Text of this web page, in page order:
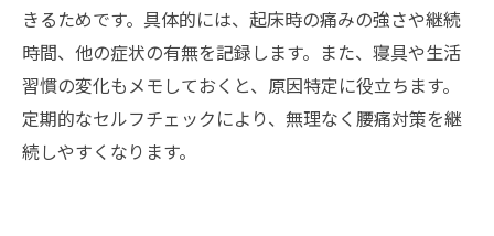
きるためです。具体的には、起床時の痛みの強さや継続
時間、他の症状の有無を記録します。また、寝具や生活
習慣の変化もメモしておくと、原因特定に役立ちます。
定期的なセルフチェックにより、無理なく腰痛対策を継
続しやすくなります。